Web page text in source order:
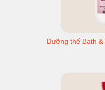
Dưỡng thể Bath &